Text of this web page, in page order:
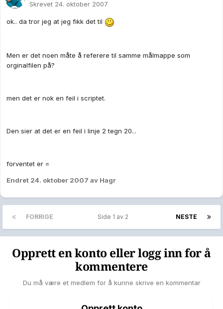
Skrevet 24. oktober 2007
ok.. da tror jeg at jeg fikk det til
Men er det noen måte å referere til samme målmappe som
orginalfilen på?
men det er nok en feil i scriptet.
Den sier at det er en feil i linje 2 tegn 20...
forventet er =
Endret 24. oktober 2007 av Hagr
FORRIGE NESTE
Side 1 av 2
Opprett en konto eller logg inn for å
kommentere
Du må være et medlem for å kunne skrive en kommentar